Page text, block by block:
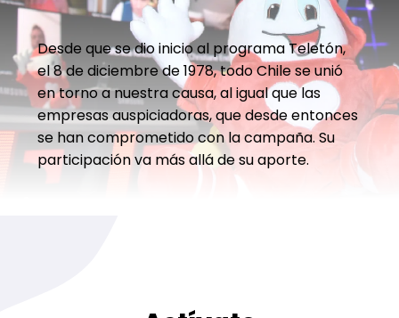
Desde que se dio inicio al programa Teletón,
el 8 de diciembre de 1978, todo Chile se unió
en torno a nuestra causa, al igual que las
empresas auspiciadoras, que desde entonces
se han comprometido con la campaña. Su
participación va más allá de su aporte.